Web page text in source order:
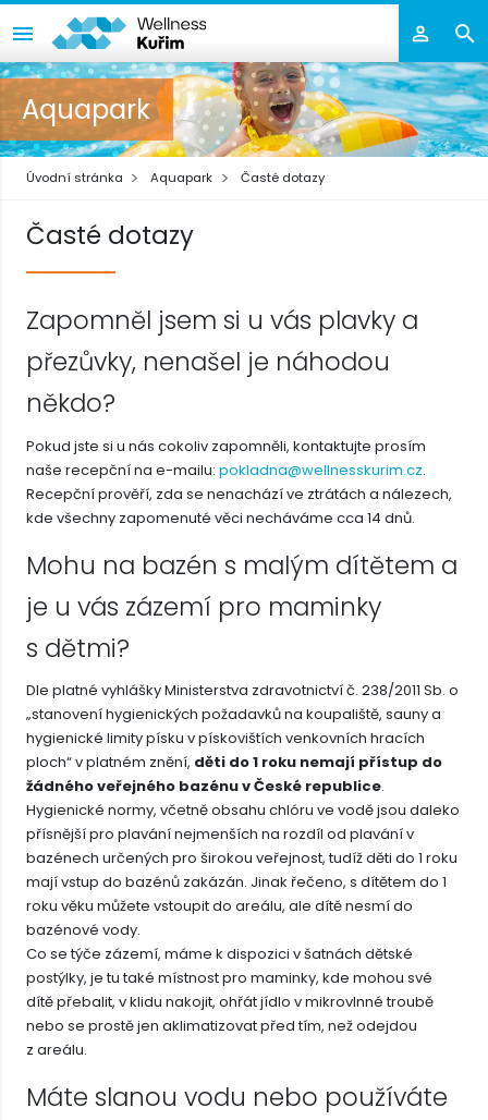
Aquapark
Úvodní stránka Aquapark Časté dotazy
Časté dotazy
Zapomněl jsem si u vás plavky a
přezůvky, nenašel je náhodou
někdo?
Pokud jste si u nás cokoliv zapomněli, kontaktujte prosím
naše recepční na e-mailu:pokladna@wellnesskurim.cz.
Recepční prověří, zda se nenachází ve ztrátách a nálezech,
kde všechny zapomenuté věci necháváme cca 14 dnů.
Mohu na bazén s malým dítětem a
je u vás zázemí pro maminky
s dětmi?
Dle platné vyhlášky Ministerstva zdravotnictví č. 238/2011 Sb. o
„stanovení hygienických požadavků na koupaliště, sauny a
hygienické limity písku v pískovištích venkovních hracích
ploch“ v platném znění, děti do 1 roku nemají přístup do
žádného veřejného bazénu v České republice.
Hygienické normy, včetně obsahu chlóru ve vodě jsou daleko
přísnější pro plavání nejmenších na rozdíl od plavání v
bazénech určených pro širokou veřejnost, tudíž děti do 1 roku
mají vstup do bazénů zakázán. Jinak řečeno, s dítětem do 1
roku věku můžete vstoupit do areálu, ale dítě nesmí do
bazénové vody.
Co se týče zázemí, máme k dispozici v šatnách dětské
postýlky, je tu také místnost pro maminky, kde mohou své
dítě přebalit, v klidu nakojit, ohřát jídlo v mikrovlnné troubě
nebo se prostě jen aklimatizovat před tím, než odejdou
z areálu.
Máte slanou vodu nebo používáte